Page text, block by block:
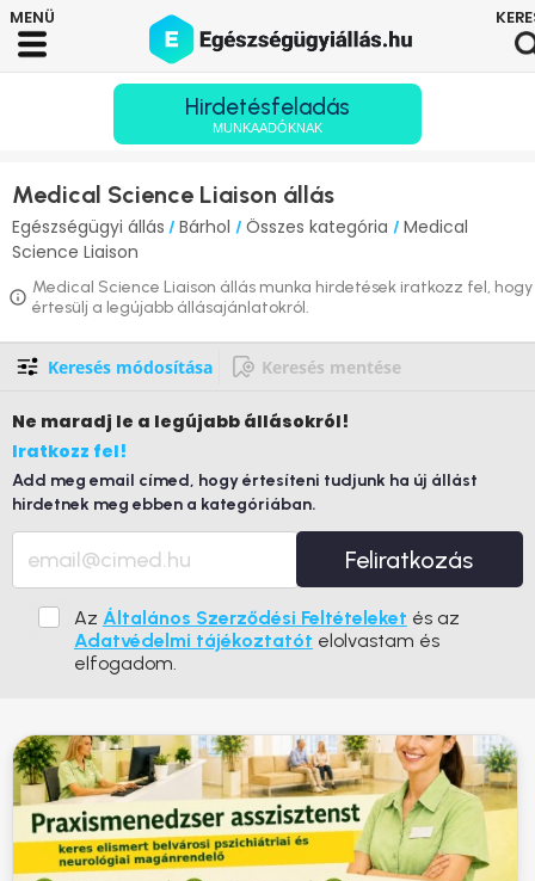
Hirdetésfeladás
MUNKAADÓKNAK
Medical Science Liaison állás
Egészségügyi állás / Bárhol / Összes kategória / Medical
Science Liaison
Medical Science Liaison állás munka hirdetések iratkozz fel, hogy
értesülj a legújabb állásajánlatokról.
Keresés módosítása Keresés mentése
Ne maradj le a legújabb állásokról!
Iratkozz fel!
Add meg email címed, hogy értesíteni tudjunk ha új állást
hirdetnek meg ebben a kategóriában.
Feliratkozás
Az Általános Szerződési Feltételeket és az
Adatvédelmi tájékoztatót elolvastam és
elfogadom.